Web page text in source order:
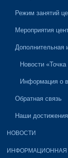
Режим занятий
Мероприятия
Дополнительная
Новости «Точка
Информация о
Обратная связь
Наши достижения
НОВОСТИ
ИНФОРМАЦИОННАЯ